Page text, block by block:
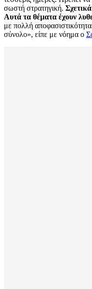
σωστή στρατηγική.
Αυτά τα θέματα έχουν
με πολλή
σύνολο», είπε με νόημα ο